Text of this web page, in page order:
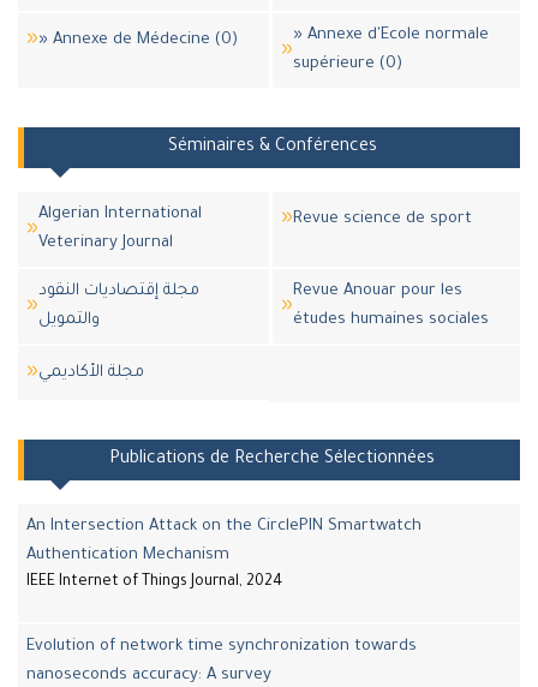
» Annexe de Médecine (0)
» Annexe d'Ecole normale
supérieure (0)
Séminaires & Conférences
Algerian International
Veterinary Journal
Revue science de sport
مجلة إقتصاديات النقود
والتمويل
Revue Anouar pour les
études humaines sociales
مجلة اﻷكاديمي
Publications de Recherche Sélectionnées
An Intersection Attack on the CirclePIN Smartwatch
Authentication Mechanism
IEEE Internet of Things Journal, 2024
Evolution of network time synchronization towards
nanoseconds accuracy: A survey